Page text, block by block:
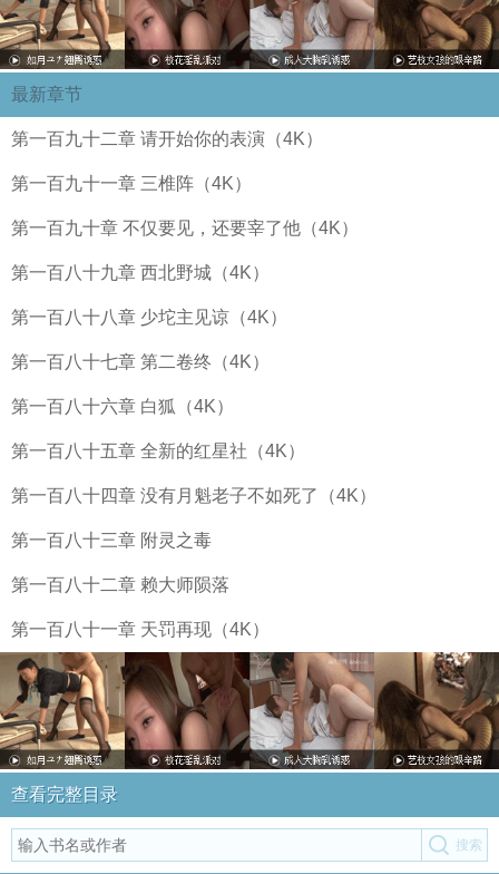
最新章节
第一百九十二章 请开始你的表演（4K）
第一百九十一章 三椎阵（4K）
第一百九十章 不仅要见，还要宰了他（4K）
第一百八十九章 西北野城（4K）
第一百八十八章 少坨主见谅（4K）
第一百八十七章 第二卷终（4K）
第一百八十六章 白狐（4K）
第一百八十五章 全新的红星社（4K）
第一百八十四章 没有月魁老子不如死了（4K）
第一百八十三章 附灵之毒
第一百八十二章 赖大师陨落
第一百八十一章 天罚再现（4K）
查看完整目录